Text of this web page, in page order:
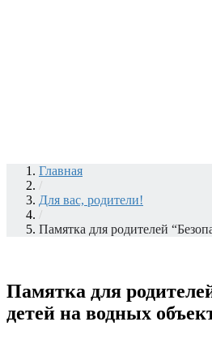
Главная
/
Для вас, родители!
/
Памятка для родителей
Памятка для
детей на водных